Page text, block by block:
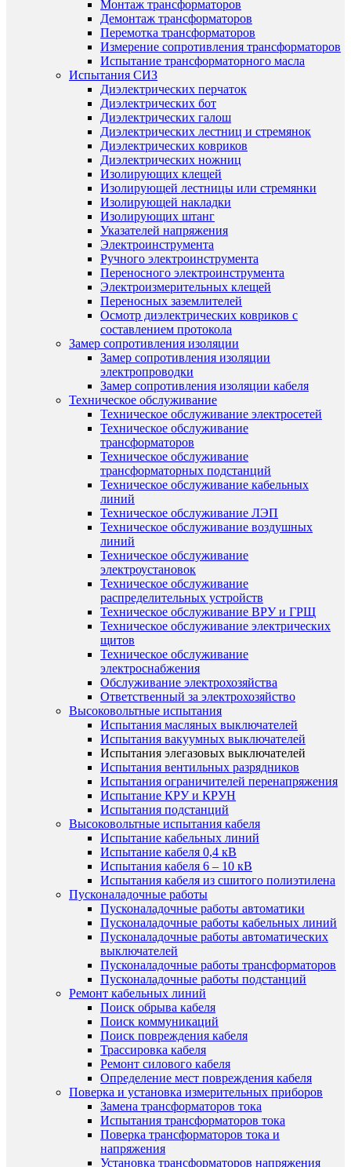
Монтаж трансформаторов
Демонтаж трансформаторов
Перемотка трансформаторов
Измерение сопротивления трансформаторов
Испытание трансформаторного масла
Испытания СИЗ
Диэлектрических перчаток
Диэлектрических бот
Диэлектрических галош
Диэлектрических лестниц и стремянок
Диэлектрических ковриков
Диэлектрических ножниц
Изолирующих клещей
Изолирующей лестницы или стремянки
Изолирующей накладки
Изолирующих штанг
Указателей напряжения
Электроинструмента
Ручного электроинструмента
Переносного электроинструмента
Электроизмерительных клещей
Переносных заземлителей
Осмотр диэлектрических ковриков с
составлением протокола
Замер сопротивления изоляции
Замер сопротивления изоляции
электропроводки
Замер сопротивления изоляции кабеля
Техническое обслуживание
Техническое обслуживание электросетей
Техническое обслуживание
трансформаторов
Техническое обслуживание
трансформаторных подстанций
Техническое обслуживание кабельных
линий
Техническое обслуживание ЛЭП
Техническое обслуживание воздушных
линий
Техническое обслуживание
электроустановок
Техническое обслуживание
распределительных устройств
Техническое обслуживание ВРУ и ГРЩ
Техническое обслуживание электрических
щитов
Техническое обслуживание
электроснабжения
Обслуживание электрохозяйства
Ответственный за электрохозяйство
Высоковольтные испытания
Испытания масляных выключателей
Испытания вакуумных выключателей
Испытания элегазовых выключателей
Испытания вентильных разрядников
Испытания ограничителей перенапряжения
Испытание КРУ и КРУН
Испытания подстанций
Высоковольтные испытания кабеля
Испытание кабельных линий
Испытание кабеля 0,4 кВ
Испытания кабеля 6 – 10 кВ
Испытания кабеля из сшитого полиэтилена
Пусконаладочные работы
Пусконаладочные работы автоматики
Пусконаладочные работы кабельных линий
Пусконаладочные работы автоматических
выключателей
Пусконаладочные работы трансформаторов
Пусконаладочные работы подстанций
Ремонт кабельных линий
Поиск обрыва кабеля
Поиск коммуникаций
Поиск повреждения кабеля
Трассировка кабеля
Ремонт силового кабеля
Определение мест повреждения кабеля
Поверка и установка измерительных приборов
Замена трансформаторов тока
Испытания трансформаторов тока
Поверка трансформаторов тока и
напряжения
Установка трансформаторов напряжения